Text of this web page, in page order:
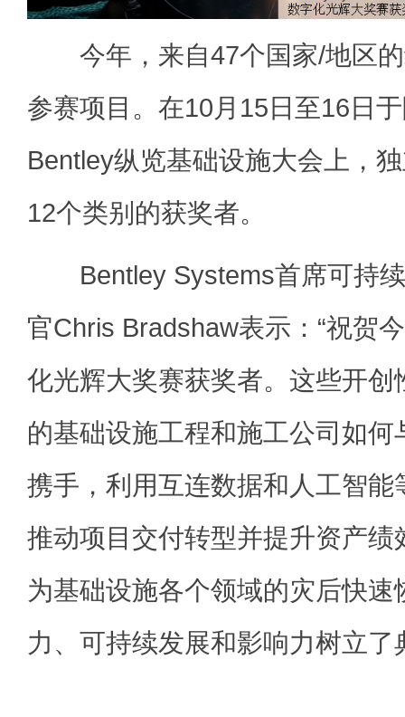
今年，来自47个国家/地区的
参赛项目。在10月15日至16日
Bentley纵览基础设施大会上，
12个类别的获奖者。
Bentley Systems首席可持续
官Chris Bradshaw表示：“祝贺
化光辉大奖赛获奖者。这些开创
的基础设施工程和施工公司如
携手，利用互连数据和人工智能
推动项目交付转型并提升资产绩
为基础设施各个领域的灾后快速
力、可持续发展和影响力树立了